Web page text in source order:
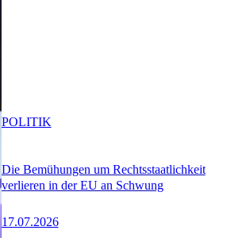
Die Bemühungen um Rechtsstaatlichkeit
verlieren in der EU an Schwung
17.07.2026
POLITIK